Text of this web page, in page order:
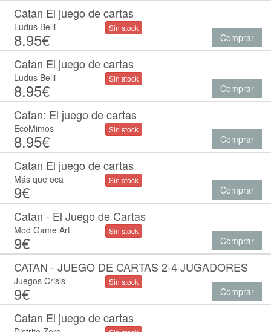
Catan El juego de cartas
Ludus Belli
8.95€
Sin stock
Comprar
Catan El juego de cartas
Ludus Belli
8.95€
Sin stock
Comprar
Catan: El juego de cartas
EcoMimos
8.95€
Sin stock
Comprar
Catan El juego de cartas
Más que oca
9€
Sin stock
Comprar
Catan - El Juego de Cartas
Mod Game Art
9€
Sin stock
Comprar
CATAN - JUEGO DE CARTAS 2-4 JUGADORES
Juegos Crisis
9€
Sin stock
Comprar
Catan El juego de cartas